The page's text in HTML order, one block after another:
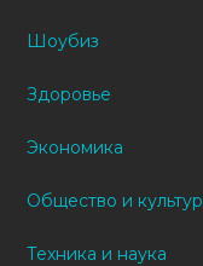
Шоубиз
Здоровье
Экономика
Общество и
Техника и наука